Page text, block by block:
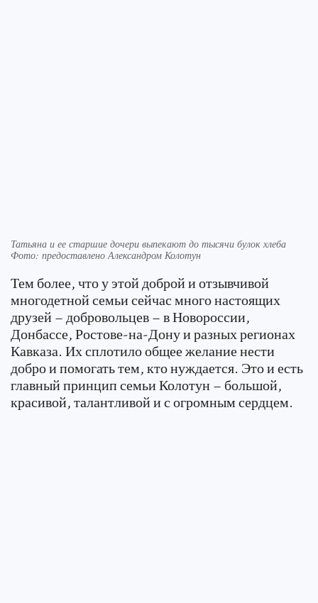
Татьяна и ее старшие дочери выпекают до тысячи булок хлеба
Фото: предоставлено Александром Колотун
Тем более, что у этой доброй и отзывчивой
многодетной семьи сейчас много настоящих
друзей – добровольцев – в Новороссии,
Донбассе, Ростове-на-Дону и разных регионах
Кавказа. Их сплотило общее желание нести
добро и помогать тем, кто нуждается. Это и есть
главный принцип семьи Колотун – большой,
красивой, талантливой и с огромным сердцем.